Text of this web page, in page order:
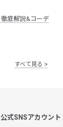
底解説&コーデ
すべて見る
公式SNSアカウント